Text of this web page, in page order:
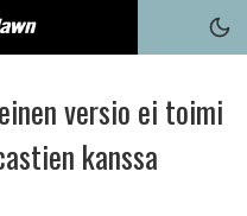
versio ei toimi
kanssa